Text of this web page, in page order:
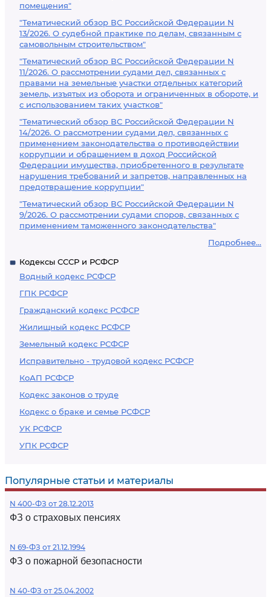
помещения"
"Тематический обзор ВС Российской Федерации N
13/2026. О судебной практике по делам, связанным с
самовольным строительством"
"Тематический обзор ВС Российской Федерации N
11/2026. О рассмотрении судами дел, связанных с
правами на земельные участки отдельных категорий
земель, изъятых из оборота и ограниченных в обороте, и
с использованием таких участков"
"Тематический обзор ВС Российской Федерации N
14/2026. О рассмотрении судами дел, связанных с
применением законодательства о противодействии
коррупции и обращением в доход Российской
Федерации имущества, приобретенного в результате
нарушения требований и запретов, направленных на
предотвращение коррупции"
"Тематический обзор ВС Российской Федерации N
9/2026. О рассмотрении судами споров, связанных с
применением таможенного законодательства"
Подробнее...
Кодексы СССР и РСФСР
Водный кодекс РСФСР
ГПК РСФСР
Гражданский кодекс РСФСР
Жилищный кодекс РСФСР
Земельный кодекс РСФСР
Исправительно - трудовой кодекс РСФСР
КоАП РСФСР
Кодекс законов о труде
Кодекс о браке и семье РСФСР
УК РСФСР
УПК РСФСР
Популярные статьи и материалы
N 400-ФЗ от 28.12.2013
ФЗ о страховых пенсиях
N 69-ФЗ от 21.12.1994
ФЗ о пожарной безопасности
N 40-ФЗ от 25.04.2002